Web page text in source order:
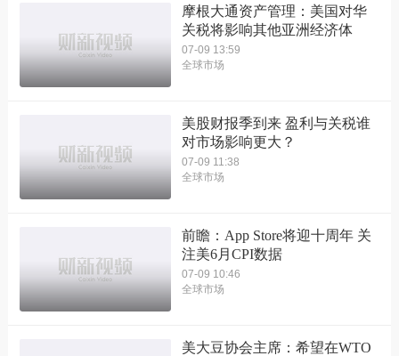
摩根大通资产管理：美国对华
关税将影响其他亚洲经济体
07-09 13:59
全球市场
美股财报季到来 盈利与关税谁
对市场影响更大？
07-09 11:38
全球市场
前瞻：App Store将迎十周年 关
注美6月CPI数据
07-09 10:46
全球市场
美大豆协会主席：希望在WTO